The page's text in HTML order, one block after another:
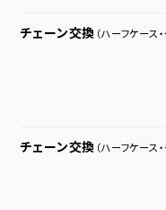
チェーン交換 （ハーフケース
チェーン交換 （ハーフケース